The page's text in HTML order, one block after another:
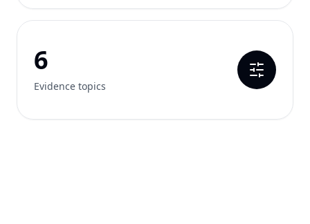
6
Evidence topics